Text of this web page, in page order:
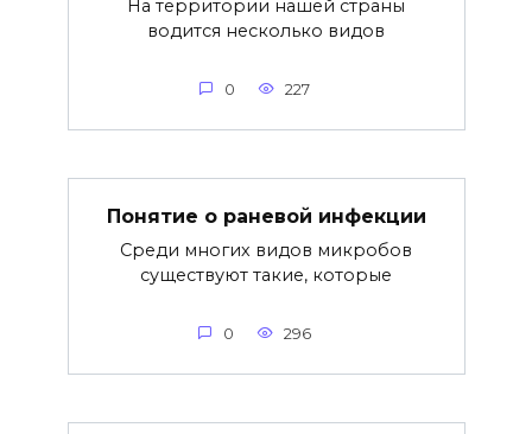
На территории нашей страны
водится несколько видов
0 227
Понятие о раневой инфекции
Среди многих видов микробов
существуют такие, которые
0 296